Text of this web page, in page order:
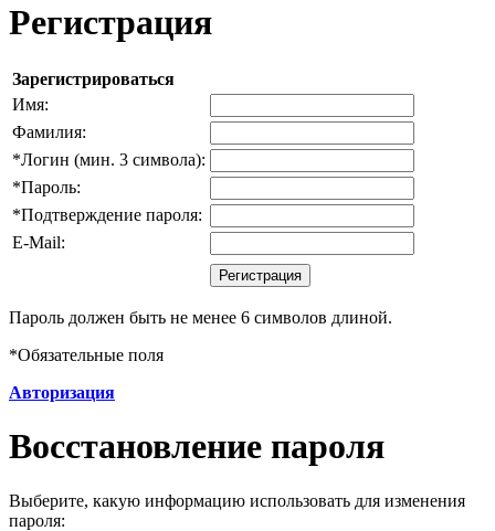
Регистрация
Зарегистрироваться
Имя:
Фамилия:
*Логин (мин. 3 символа):
*Пароль:
*Подтверждение пароля:
E-Mail:
Пароль должен быть не менее 6 символов длиной.
*Обязательные поля
Авторизация
Восстановление пароля
Выберите, какую информацию использовать для изменения
пароля: